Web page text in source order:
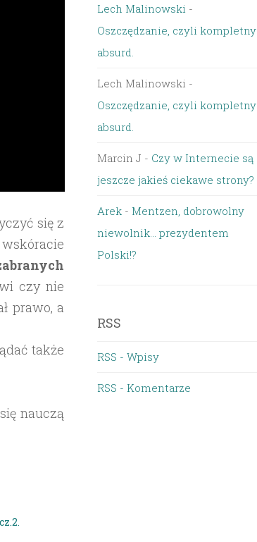
się z
czy nie
prawo, a
także
nauczą
Lech Malinowski -
Oszczędzanie, czyli kompletny
absurd.
Lech Malinowski -
Oszczędzanie, czyli kompletny
absurd.
Marcin J - Czy w Internecie są
jeszcze jakieś ciekawe strony?
Arek - Mentzen, dobrowolny
niewolnik… prezydentem
Polski!?
RSS
RSS - Wpisy
RSS - Komentarze